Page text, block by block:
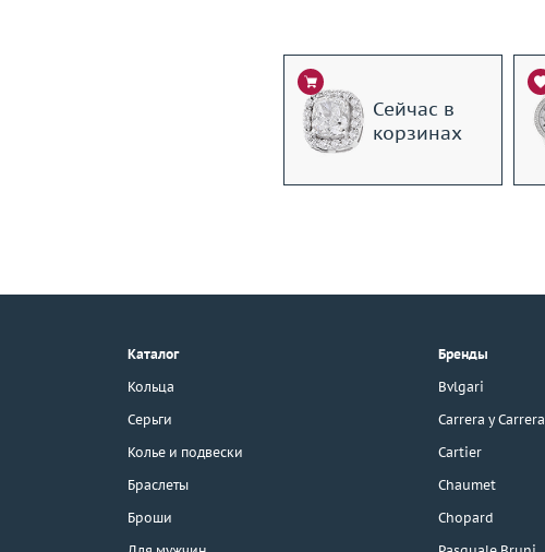
г. Москва, Тихвинский пер., д. 7,
3D-тур по шоуруму
Сейчас в
корзинах
Каталог
Кольца
Серьги
Колье и подвески
Браслеты
Броши
Бренды
Bvlgari
Carrera y Carrera
Cartier
Chaumet
Chopard